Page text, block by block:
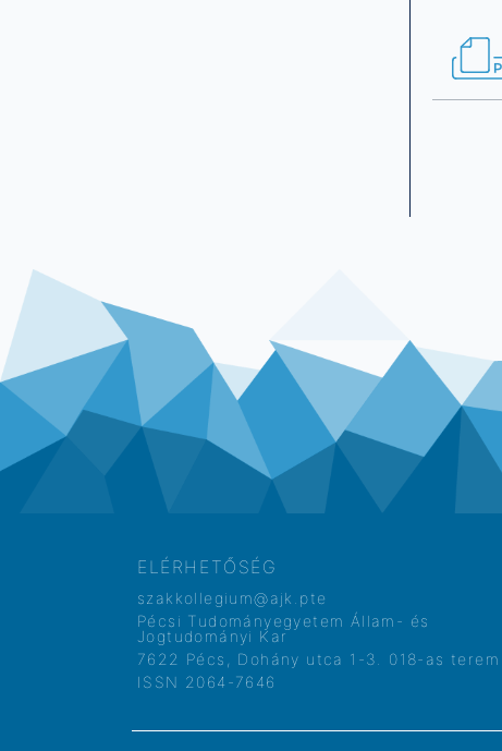
ELÉRHETŐSÉG
szakkollegium@ajk.pte
Pécsi Tudományegyetem Állam- és
Jogtudományi Kar
7622 Pécs, Dohány utca 1-3. 018-as terem
ISSN 2064-7646